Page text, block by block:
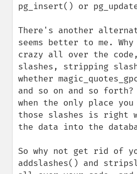
pg_insert() or
There's another
seems better to me.
crazy all over the
slashes, stripping
whether
and so on and so
when the only place
those slashes is right
the data into the
So why not get rid of
addslashes() and